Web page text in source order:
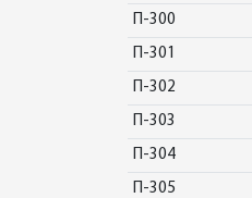
П-300
П-301
П-302
П-303
П-304
П-305